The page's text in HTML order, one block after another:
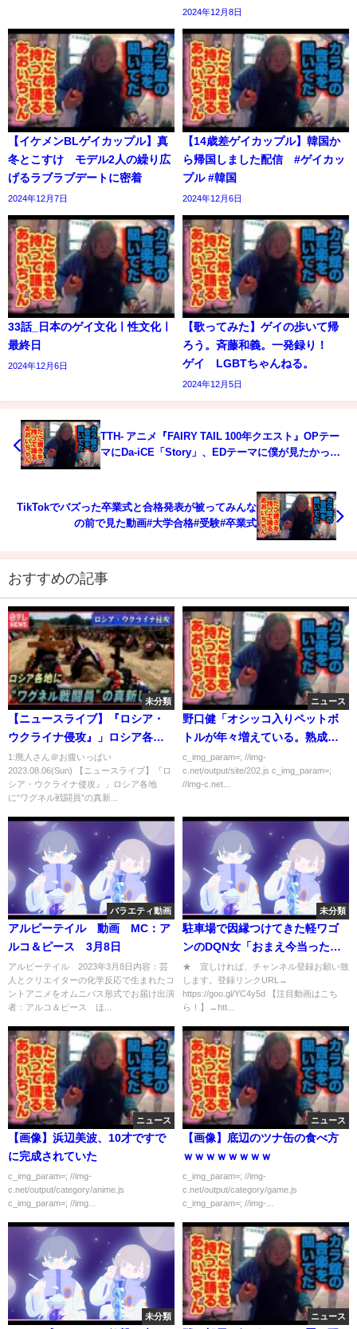
2024年12月8日
【イケメンBLゲイカップル】真
冬とこすけ モデル2人の繰り広
げるラブラブデートに密着
2024年12月7日
【14歳差ゲイカップル】韓国か
ら帰国しました配信 #ゲイカッ
プル #韓国
2024年12月6日
33話_日本のゲイ文化ㅣ性文化ㅣ
最終日
2024年12月6日
【歌ってみた】ゲイの歩いて帰
ろう。斉藤和義。一発録り！
ゲイ LGBTちゃんねる。
2024年12月5日
TTH- アニメ『FAIRY TAIL 100年クエスト』OPテー
マにDa-iCE「Story」、EDテーマに僕が見たかった
TikTokでバズった卒業式と合格発表が被ってみんな
の前で見た動画#大学合格#受験#卒業式
おすすめの記事
未分類
【ニュースライブ】『ロシア・
ウクライナ侵攻』」ロシア各地
に“ワグネル戦闘員”の真新しい
墓 モスクワ郊外の公営墓地で
は など ニュースライブ（日
1:廃人さん＠お腹いっぱい
2023.08.06(Sun) 【ニュースライブ】『ロ
シア・ウクライナ侵攻』」ロシア各地
に“ワグネル戦闘員”の真新...
ニュース
野口健「オシッコ入りペットボ
トルが年々増えている。熟成さ
れていて強烈な匂いです。」
c_img_param=; //img-
c.net/output/site/202.js c_img_param=;
//img-c.net...
バラエティ動画
アルピーテイル 動画 MC：ア
ルコ＆ピース 3月8日
アルピーテイル 2023年3月8日内容：芸
人とクリエイターの化学反応で生まれたコ
ントアニメをオムニバス形式でお届け出演
者：アルコ＆ピース ほ...
未分類
駐車場で因縁つけてきた軽ワゴ
ンのDQN女「おまえ今当ったよ
な？…今彼氏呼ぶし ちょっとし
ゃべれや」電話の彼氏「てめー
今すぐ行って凹ってやっから、
ｗｗ
★ 宜しければ、チャンネル登録お願い致
します。登録リンクURL→
https://goo.gl/YC4y5d 【注目動画はこち
ら！】→htt...
ニュース
【画像】浜辺美波、10才ですで
に完成されていた
c_img_param=; //img-
c.net/output/category/anime.js
c_img_param=; //img...
ニュース
【画像】底辺のツナ缶の食べ方
ｗｗｗｗｗｗｗｗ
c_img_param=; //img-
c.net/output/category/game.js
c_img_param=; //img-...
未分類 ニュース